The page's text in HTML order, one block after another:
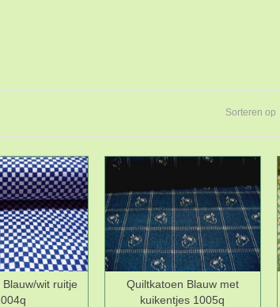
Sorteren op
Wenslijstwit ruitje
Wenslijst
Quiltkatoen Blauw met
kuikentjes 1005q